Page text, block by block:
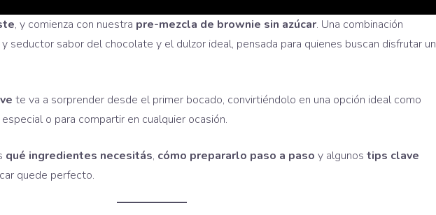
, y comienza con nuestra pre-mezcla de brownie sin azúcar. Una combinación
seductor sabor del chocolate y el dulzor ideal, pensada para quienes buscan disfrutar un
te va a sorprender desde el primer bocado, convirtiéndolo en una opción ideal como
o para compartir en cualquier ocasión.
qué ingredientes necesitás, cómo prepararlo paso a paso y algunos tips clave
quede perfecto.